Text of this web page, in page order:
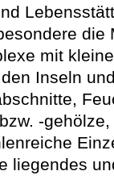
die
mit
Inseln
-
liegendes